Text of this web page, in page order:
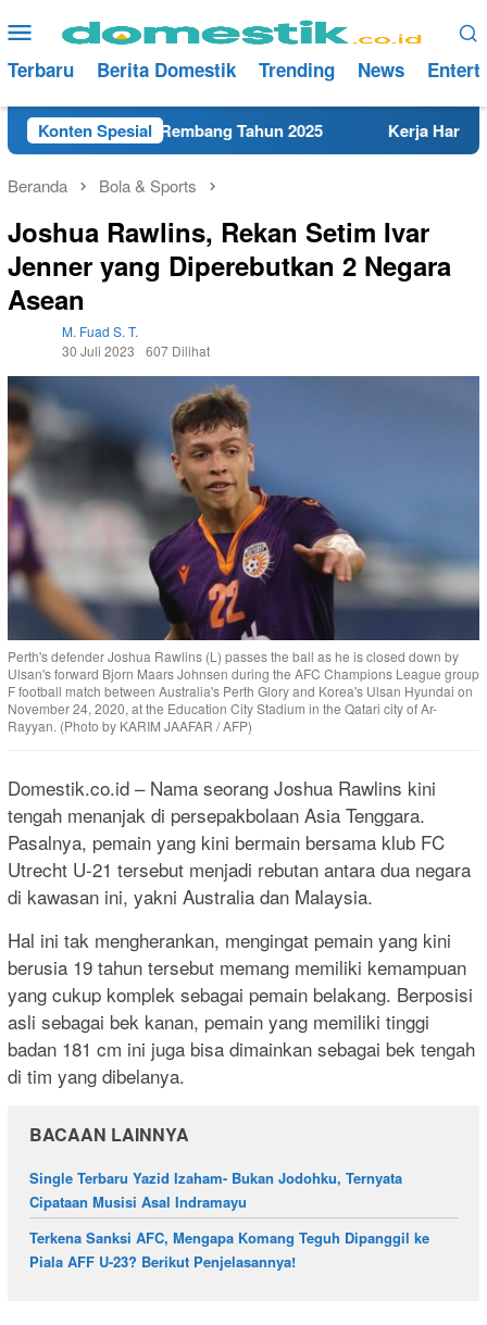
ke
konten
Menu
Mobile
Terbaru Berita Domestik Trending News
Konten Spesial
Terdekat di Rembang Tahun 2025 Kerja Hari Ini
Beranda Bola & Sports
Joshua Rawlins, Rekan Setim Ivar
Jenner yang Diperebutkan 2 Negara
Asean
M. Fuad S. T.
30 Juli 2023
607 Dilihat
Perth's defender Joshua Rawlins (L) passes the ball as he is closed down by
Ulsan's forward Bjorn Maars Johnsen during the AFC Champions League group
F football match between Australia's Perth Glory and Korea's Ulsan Hyundai on
November 24, 2020, at the Education City Stadium in the Qatari city of Ar-
Rayyan. (Photo by KARIM JAAFAR / AFP)
Domestik.co.id – Nama seorang Joshua Rawlins kini
tengah menanjak di persepakbolaan Asia Tenggara.
Pasalnya, pemain yang kini bermain bersama klub FC
Utrecht U-21 tersebut menjadi rebutan antara dua negara
di kawasan ini, yakni Australia dan Malaysia.
Hal ini tak mengherankan, mengingat pemain yang kini
berusia 19 tahun tersebut memang memiliki kemampuan
yang cukup komplek sebagai pemain belakang. Berposisi
asli sebagai bek kanan, pemain yang memiliki tinggi
badan 181 cm ini juga bisa dimainkan sebagai bek tengah
di tim yang dibelanya.
BACAAN LAINNYA
Single Terbaru Yazid Izaham- Bukan Jodohku, Ternyata
Cipataan Musisi Asal Indramayu
Terkena Sanksi AFC, Mengapa Komang Teguh Dipanggil ke
Piala AFF U-23? Berikut Penjelasannya!